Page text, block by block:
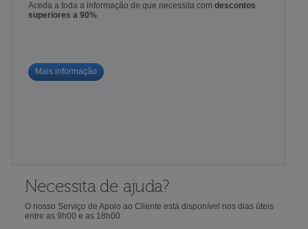
Aceda a toda a informação de que necessita com descontos
superiores a 90%
Mais informação
Necessita de ajuda?
O nosso Serviço de Apoio ao Cliente está disponível nos dias úteis
entre as 9h00 e as 18h00